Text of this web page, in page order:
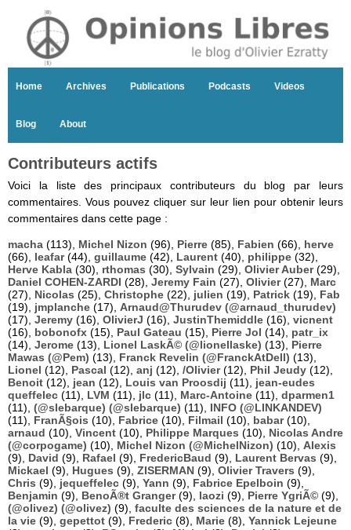
Home Archives Publications Podcasts Videos
Blog About
Contributeurs actifs
Voici la liste des principaux contributeurs du blog par leurs
commentaires. Vous pouvez cliquer sur leur lien pour obtenir leurs
commentaires dans cette page :
macha (113), Michel Nizon (96), Pierre (85), Fabien (66), herve
(66), leafar(44), guillaume (42), Laurent (40), philippe (32),
Herve Kabla (30), rthomas (30), Sylvain (29), Olivier Auber(29),
Daniel COHEN-ZARDI (28), Jeremy Fain (27), Olivier(27), Marc
(27), Nicolas (25), Christophe (22), julien (19), Patrick (19), Fab
(19), jmplanche (17), Arnaud@Thurudev (@arnaud_thurudev)
(17), Jeremy (16), OlivierJ (16), JustinThemiddle (16), vicnent
(16), bobonofx (15), Paul Gateau (15), Pierre Jol (14), patr_ix
(14), Jerome (13), Lionel LaskÃ© (@lionellaske) (13), Pierre
Mawas (@Pem) (13), Franck Revelin (@FranckAtDell) (13),
Lionel (12), Pascal (12), anj (12), /Olivier(12), Phil Jeudy (12),
Benoit (12), jean (12), Louis van Proosdij (11), jean-eudes
queffelec (11), LVM (11), jlc (11), Marc-Antoine (11), dparmen1
(11), (@slebarque) (@slebarque) (11), INFO (@LINKANDEV)
(11), FranÃ§ois (10), Fabrice (10), Filmail (10), babar(10),
arnaud (10), Vincent (10), Philippe Marques (10), Nicolas Andre
(@corpogame) (10), Michel Nizon (@MichelNizon) (10), Alexis
(9), David (9), Rafael (9), FredericBaud (9), Laurent Bervas (9),
Mickael (9), Hugues (9), ZISERMAN (9), Olivier Travers (9),
Chris (9), jequeffelec (9), Yann (9), Fabrice Epelboin (9),
Benjamin (9), BenoÃ®t Granger(9), laozi (9), Pierre YgriÃ© (9),
(@olivez) (@olivez) (9), faculte des sciences de la nature et de
la vie (9), gepettot (9), Frederic (8), Marie (8), Yannick Lejeune